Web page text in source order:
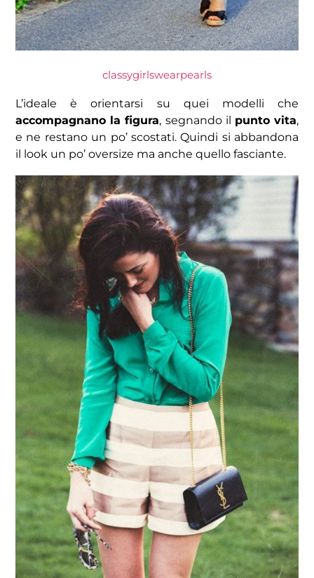
classygirlswearpearls
L’ideale è orientarsi su quei modelli che
accompagnano la figura, segnando il punto vita,
e ne restano un po’ scostati. Quindi si abbandona
il look un po’ oversize ma anche quello fasciante.